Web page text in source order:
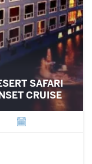
SAFARI
CRUISE